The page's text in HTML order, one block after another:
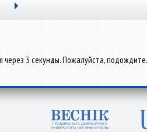
через 3 секунды. Пожалуйста, подождите.